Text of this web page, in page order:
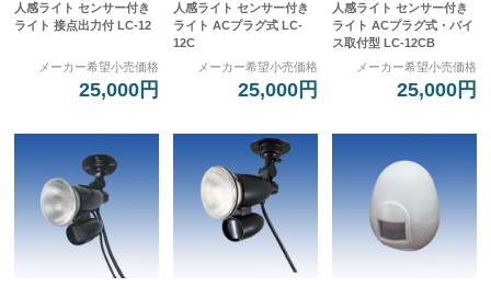
人感ライト センサー付き
ライト 接点出力付 LC-12
メーカー希望小売価格
25,000円
人感ライト センサー付き
ライト ACプラグ式 LC-
12C
メーカー希望小売価格
25,000円
人感ライト センサー付き
ライト ACプラグ式・バイ
ス取付型 LC-12CB
メーカー希望小売価格
25,000円